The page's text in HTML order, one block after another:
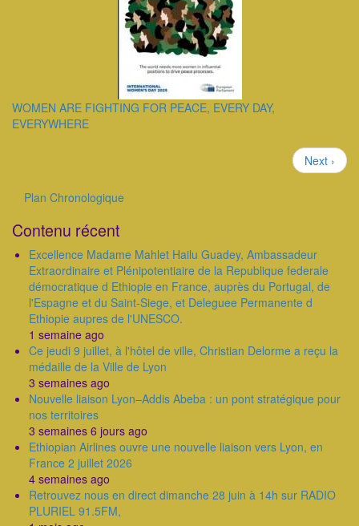
WOMEN ARE FIGHTING FOR PEACE, EVERY DAY,
EVERYWHERE
Page
suivante
Next ›
Plan Chronologique
Contenu récent
Excellence Madame Mahlet Hailu Guadey, Ambassadeur
Extraordinaire et Plénipotentiaire de la Republique federale
démocratique d Ethiopie en France, auprès du Portugal, de
l'Espagne et du Saint-Siege, et Deleguee Permanente d
Ethiopie aupres de l'UNESCO.
1 semaine ago
Ce jeudi 9 juillet, à l'hôtel de ville, Christian Delorme a reçu la
médaille de la Ville de Lyon
3 semaines ago
Nouvelle liaison Lyon–Addis Abeba : un pont stratégique pour
nos territoires
3 semaines 6 jours ago
Ethiopian Airlines ouvre une nouvelle liaison vers Lyon, en
France 2 juillet 2026
4 semaines ago
Retrouvez nous en direct dimanche 28 juin à 14h sur RADIO
PLURIEL 91.5FM,